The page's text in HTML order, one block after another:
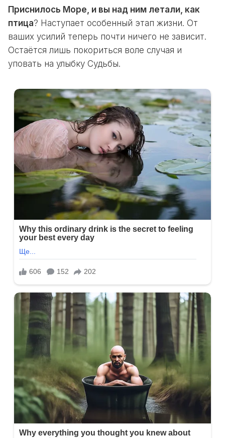
Приснилось Море, и вы над ним летали, как
птица? Наступает особенный этап жизни. От
ваших усилий теперь почти ничего не зависит.
Остаётся лишь покориться воле случая и
уповать на улыбку Судьбы.